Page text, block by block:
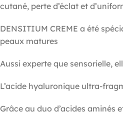
cutané, perte d’éclat et
DENSITIUM CREME a été
peaux matures
Aussi experte que sensorielle,
L’acide hyaluronique ultra-
Grâce au duo d’acides aminés